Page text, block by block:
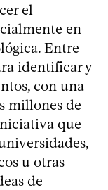
el
en
Entre
identificar y
con una
millones de
que
u otras
de